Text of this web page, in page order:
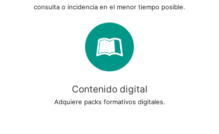
consulta o incidencia en el menor tiempo posible.
Contenido digital
Adquiere packs formativos digitales.